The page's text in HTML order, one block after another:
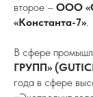
второе – ООО
«Константа-7».
В сфере
ГРУПП»
года в сфере